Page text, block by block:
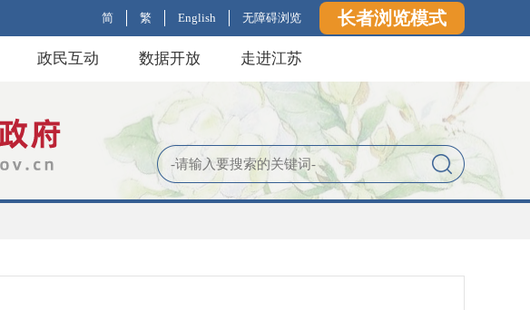
简 繁 English 无障碍浏览 长者浏览模式
政民互动 数据开放 走进江苏